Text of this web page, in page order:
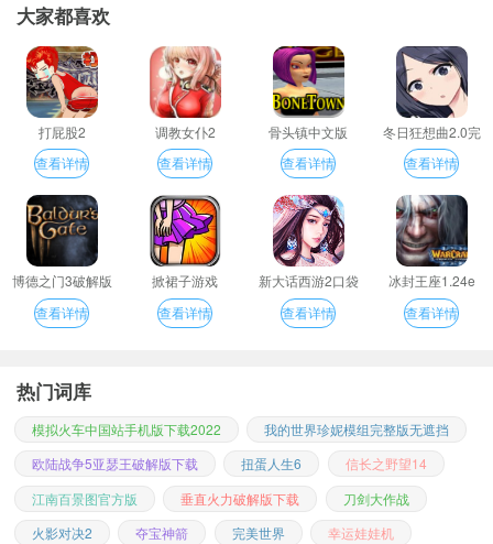
大家都喜欢
打屁股2
查看详情
调教女仆2
查看详情
骨头镇中文版
查看详情
冬日狂想曲2.0完
整汉化版
查看详情
博德之门3破解版
查看详情
掀裙子游戏
查看详情
新大话西游2口袋
版
查看详情
冰封王座1.24e
查看详情
热门词库
模拟火车中国站手机版下载2022
我的世界珍妮模组完整版无遮挡
欧陆战争5亚瑟王破解版下载
扭蛋人生6
信长之野望14
江南百景图官方版
垂直火力破解版下载
刀剑大作战
火影对决2
夺宝神箭 完美世界
幸运娃娃机